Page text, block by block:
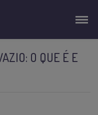
O QUE É E